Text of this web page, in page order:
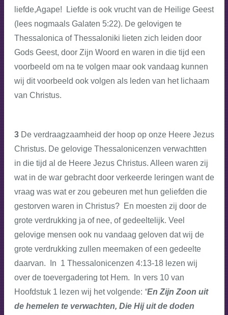
liefde,Agape! Liefde is ook vrucht van de Heilige Geest
(lees nogmaals Galaten 5:22). De gelovigen te
Thessalonica of Thessaloniki lieten zich leiden door
Gods Geest, door Zijn Woord en waren in die tijd een
voorbeeld om na te volgen maar ook vandaag kunnen
wij dit voorbeeld ook volgen als leden van het lichaam
van Christus.
3 De verdraagzaamheid der hoop op onze Heere Jezus
Christus. De gelovige Thessalonicenzen verwachtten
in die tijd al de Heere Jezus Christus. Alleen waren zij
wat in de war gebracht door verkeerde leringen want de
vraag was wat er zou gebeuren met hun geliefden die
gestorven waren in Christus? En moesten zij door de
grote verdrukking ja of nee, of gedeeltelijk. Veel
gelovige mensen ook nu vandaag geloven dat wij de
grote verdrukking zullen meemaken of een gedeelte
daarvan. In 1 Thessalonicenzen 4:13-18 lezen wij
over de toevergadering tot Hem. In vers 10 van
Hoofdstuk 1 lezen wij het volgende: “En Zijn Zoon uit
de hemelen te verwachten, Die Hij uit de doden